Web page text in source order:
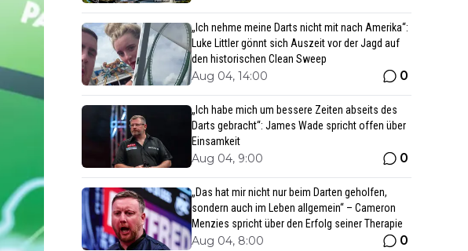
„Ich nehme meine Darts nicht mit nach Amerika“:
Luke Littler gönnt sich Auszeit vor der Jagd auf
den historischen Clean Sweep
Aug 04, 14:00 0
„Ich habe mich um bessere Zeiten abseits des
Darts gebracht“: James Wade spricht offen über
Einsamkeit
Aug 04, 9:00 0
„Das hat mir nicht nur beim Darten geholfen,
sondern auch im Leben allgemein“ – Cameron
Menzies spricht über den Erfolg seiner Therapie
Aug 04, 8:00 0